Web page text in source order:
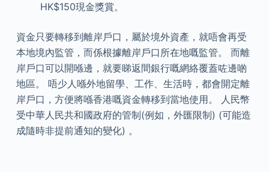
HK$150現金獎賞。
資金只要轉移到離岸戶口，屬於境外資產，就唔會再受
本地境內監管，而係根據離岸戶口所在地嘅監管。 而離
岸戶口可以開喺邊，就要睇返間銀行嘅網絡覆蓋咗邊啲
地區。 唔少人喺外地留學、工作、生活時，都會開定離
岸戶口，方便將喺香港嘅資金轉移到當地使用。 人民幣
受中華人民共和國政府的管制(例如，外匯限制) (可能造
成隨時非提前通知的變化) 。